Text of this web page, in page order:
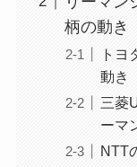
柄の動き
トヨ
動き
三菱
ーマ
NTT